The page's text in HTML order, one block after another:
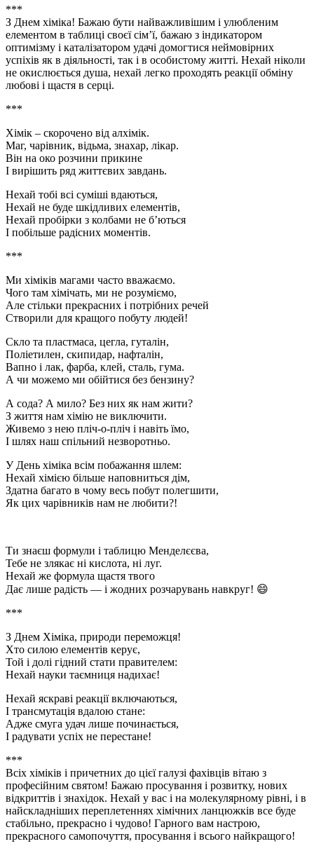
***
З Днем хіміка! Бажаю бути найважливішим і улюбленим
елементом в таблиці своєї сім’ї, бажаю з індикатором
оптимізму і каталізатором удачі домогтися неймовірних
успіхів як в діяльності, так і в особистому житті. Нехай ніколи
не окислюється душа, нехай легко проходять реакції обміну
любові і щастя в серці.
***
Хімік – скорочено від алхімік.
Маг, чарівник, відьма, знахар, лікар.
Він на око розчини прикине
І вирішить ряд життєвих завдань.
Нехай тобі всі суміші вдаються,
Нехай не буде шкідливих елементів,
Нехай пробірки з колбами не б’ються
І побільше радісних моментів.
***
Ми хіміків магами часто вважаємо.
Чого там хімічать, ми не розуміємо,
Але стільки прекрасних і потрібних речей
Створили для кращого побуту людей!
Скло та пластмаса, цегла, гуталін,
Поліетилен, скипидар, нафталін,
Вапно і лак, фарба, клей, сталь, гума.
А чи можемо ми обійтися без бензину?
А сода? А мило? Без них як нам жити?
З життя нам хімію не виключити.
Живемо з нею пліч-о-пліч і навіть їмо,
І шлях наш спільний незворотньо.
У День хіміка всім побажання шлем:
Нехай хімією більше наповниться дім,
Здатна багато в чому весь побут полегшити,
Як цих чарівників нам не любити?!
Ти знаєш формули і таблицю Менделєєва,
Тебе не злякає ні кислота, ні луг.
Нехай же формула щастя твого
Дає лише радість — і жодних розчарувань навкруг! 😄
***
З Днем Хіміка, природи переможця!
Хто силою елементів керує,
Той і долі гідний стати правителем:
Нехай науки таємниця надихає!
Нехай яскраві реакції включаються,
І трансмутація вдалою стане:
Адже смуга удач лише починається,
І радувати успіх не перестане!
***
Всіх хіміків і причетних до цієї галузі фахівців вітаю з
професійним святом! Бажаю просування і розвитку, нових
відкриттів і знахідок. Нехай у вас і на молекулярному рівні, і в
найскладніших переплетеннях хімічних ланцюжків все буде
стабільно, прекрасно і чудово! Гарного вам настрою,
прекрасного самопочуття, просування і всього найкращого!